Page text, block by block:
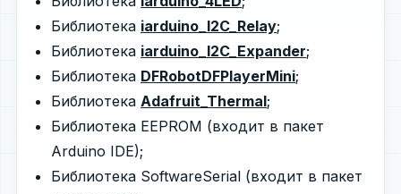
Библиотека iarduino_I2C_Relay;
Библиотека iarduino_I2C_Expander;
Библиотека DFRobotDFPlayerMini;
Библиотека Adafruit_Thermal;
Библиотека EEPROM (входит в пакет
Arduino IDE);
Библиотека SoftwareSerial (входит в пакет